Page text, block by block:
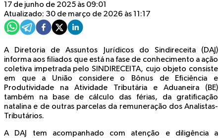
17 de junho de 2025 às 09:01
Atualizado: 30 de março de 2026 às 11:17
A Diretoria de Assuntos Jurídicos do Sindireceita (DAJ)
informa aos filiados que está na fase de conhecimento a ação
coletiva impetrada pelo SINDIRECEITA, cujo objeto consiste
em que a União considere o Bônus de Eficiência e
Produtividade na Atividade Tributária e Aduaneira (BE)
também na base de cálculo das férias, da gratificação
natalina e de outras parcelas da remuneração dos Analistas-
Tributários.
A DAJ tem acompanhado com atenção e diligência a